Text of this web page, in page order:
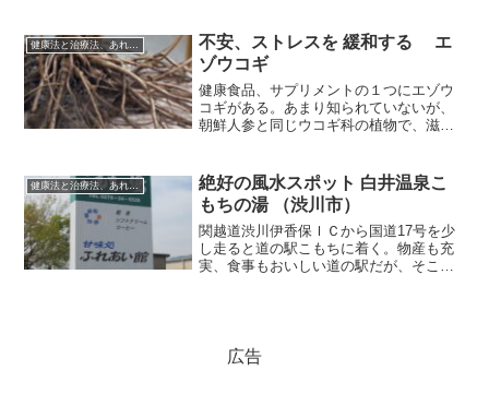
骨鶏王国 アライふぁーむ」を経営、卵
や卵を用いた健康食品を販...
不安、ストレスを 緩和する エ
ゾウコギ
健康食品、サプリメントの１つにエゾウ
コギがある。あまり知られていないが、
朝鮮人参と同じウコギ科の植物で、滋養
満載の現代社会で、ひそかに注目を浴び
つつある。シベリア、中国...
健康法と治療法、あれこれ
絶好の風水スポット 白井温泉こ
もちの湯 （渋川市）
関越道渋川伊香保ＩＣから国道17号を少
し走ると道の駅こもちに着く。物産も充
実、食事もおいしい道の駅だが、そこか
広告